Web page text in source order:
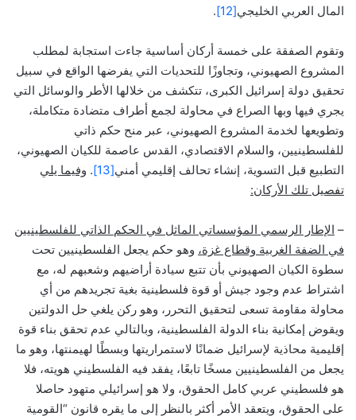
المال العربي الخليجي[12]
.
وتقوم الصفقة على خمسة أركان أساسية جاءت استجابة لمطلب
المشروع الصهيوني، وتجاوزًا للتحديات التي يفرضها الواقع في سبيل
تحقيق دولة إسرائيل الكبرى، تتكشف من خلالها الأطر والوسائل التي
يجري فيها وبها الصراع في محاولة لجمع أطراف متضادة متكاملة،
وتطويعها لخدمة المشروع الصهيوني، عبر منح حكم ذاتي
للفلسطينيين، والسلام الاقتصادي، القدس عاصمة للكيان الصهيوني،
التطبيع قبل التسوية، إنشاء تحالف إقليمي أمني[13]
. وفيما يلي
تفصيل تلك الأركان:
– الإطار الرسمي المؤسساتي الماثل في الحكم الذاتي للفلسطينيين
في الضفة الغربية وقطاع غزة، وهو حكم يجعل الفلسطينيين تحت
سطوة الكيان الصهيوني بأن تتبع سيادة أراضيهم وشعبهم له، مع
اشتراط عدم وجود جيش أو قوة فلسطينية بغية تجريدهم من أي
محاولة مقاومة تسعى لتحقيق التحرر، وهو ركن يلغي حل الدولتين
ويقوض إمكانية بناء الدولة الفلسطينية، وبالتالي عدم تحقق بناء قوة
إقليمية محاذية لإسرائيل ضمانًا لاستمراريتها وبسطًا لهيمنتها، وهو ما
يجعل من الفلسطينيين مسخًا تابعًا، يفقد فيه الفلسطيني هويته، فلا
هو فلسطيني عربي كامل الحقوق، ولا هو إسرائيلي متهود حاصلا
على الحقوق، ويتعقد الأمر أكثر بالنظر إلى ما يقره قانون “القومية